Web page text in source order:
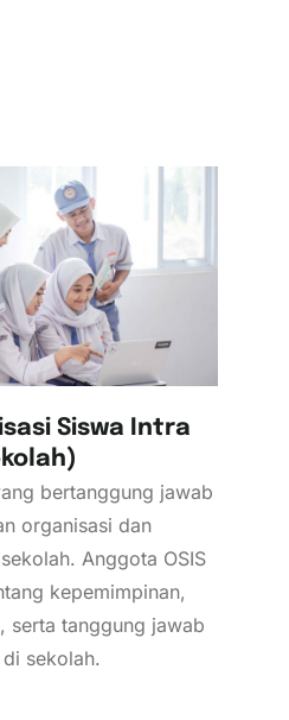
Siswa Intra
bertanggung jawab
organisasi dan
Anggota OSIS
kepemimpinan,
serta tanggung jawab
sekolah.